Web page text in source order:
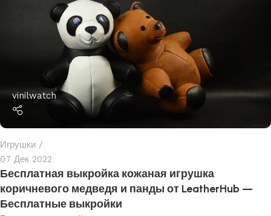
vinilwatch
Игрушки
07 Дек 2022
Бесплатная выкройка кожаная игрушка
коричневого медведя и панды от LeatherHub —
Бесплатные выкройки